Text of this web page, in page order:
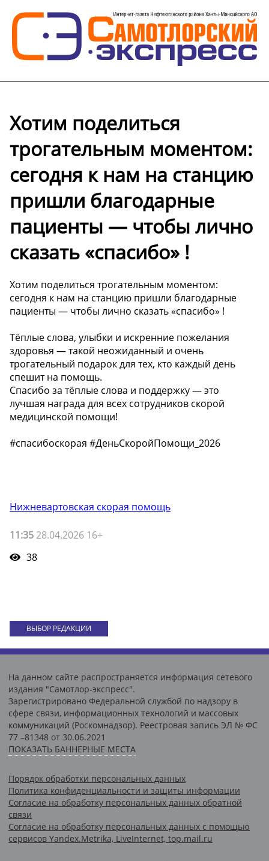
Хотим поделиться
трогательным моментом:
сегодня к нам на станцию
пришли благодарные
пациенты — чтобы лично
сказать «спасибо» !
Хотим поделиться трогательным моментом:
сегодня к нам на станцию пришли благодарные
пациенты — чтобы лично сказать «спасибо» !
Тёплые слова, улыбки и искренние пожелания
здоровья — такой неожиданный и очень
трогательный подарок для тех, кто каждый день
спешит на помощь.
Спасибо за тёплые слова и поддержку — это
лучшая награда для всех сотрудников скорой
медицинской помощи!
#спасибоскорая #ДеньСкоройПомощи_2026
Нижневартовская скорая помощь
11:35 28.04.2026 16+
38
ВЫБОР РЕДАКЦИИ
На данном сайте распространяется информация сетевого
издания "Самотлор-экспресс".
Зарегистрировано Федеральной службой по надзору в
сфере связи, информационных технологий и массовых
коммуникаций (Роскомнадзор). Реестровая запись ЭЛ № ФС
77 –81348 от 30.06.2021
ПОКАЗАТЬ БАННЕРНЫЕ МЕСТА
Порядок обработки персональных данных
Политика конфиденциальности и защиты информации
Согласие на обработку персональных данных обратной
связи
Согласие на обработку персональных данных с помощью
сервисов Yandex.Metrika, LiveInternet, top.mail.ru